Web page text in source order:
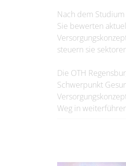
Nach dem
Sie bewerten
steuern sie
Die OTH
Schwerpunkt
Weg in